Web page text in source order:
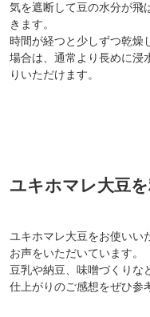
気を遮断して豆の水分が飛
きます。
時間が経つと少しずつ乾燥
場合は、通常より長めに浸
りいただけます。
ユキホマレ大豆
ユキホマレ大豆をお使いい
お声をいただいています。
豆乳や納豆、味噌づくりな
仕上がりのご感想をぜひ参